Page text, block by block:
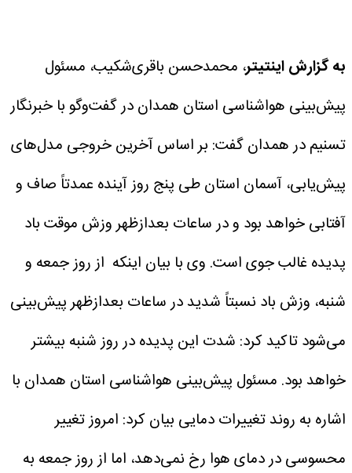
به گزارش اینتیتر، محمدحسن باقری‌شکیب، مسئول
پیش‌بینی هواشناسی استان همدان در گفت‌وگو با خبرنگار
تسنیم در همدان گفت: بر اساس آخرین خروجی مدل‌های
پیش‌یابی، آسمان استان طی پنج روز آینده عمدتاً صاف و
آفتابی خواهد بود و در ساعات بعدازظهر وزش موقت باد
پدیده غالب جوی است. وی با بیان اینکه از روز جمعه و
شنبه، وزش باد نسبتاً شدید در ساعات بعدازظهر پیش‌بینی
می‌شود تاکید کرد: شدت این پدیده در روز شنبه بیشتر
خواهد بود. مسئول پیش‌بینی هواشناسی استان همدان با
اشاره به روند تغییرات دمایی بیان کرد: امروز تغییر
محسوسی در دمای هوا رخ نمی‌دهد، اما از روز جمعه به